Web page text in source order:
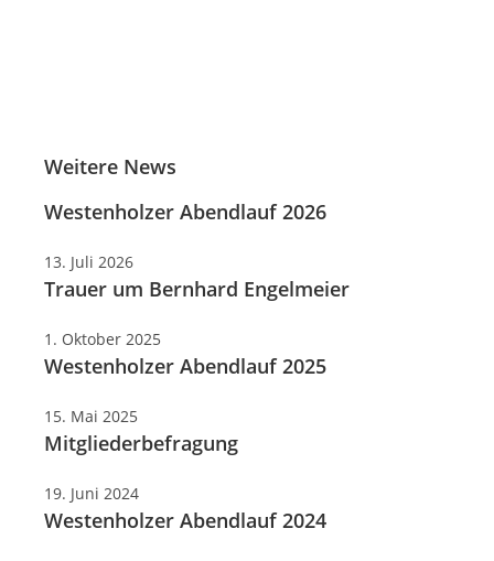
Weitere News
Westenholzer Abendlauf 2026
13. Juli 2026
Trauer um Bernhard Engelmeier
1. Oktober 2025
Westenholzer Abendlauf 2025
15. Mai 2025
Mitgliederbefragung
19. Juni 2024
Westenholzer Abendlauf 2024